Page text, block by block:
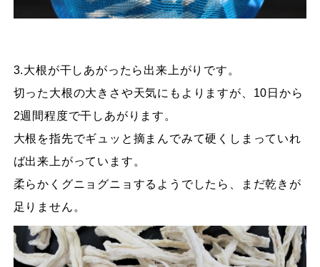
3.大根が干しあがったら出来上がりです。
切った大根の大きさや天気にもよりますが、10日から
2週間程度で干しあがります。
大根を指先でギュッと摘まんでみて硬くしまっていれ
ば出来上がっています。
柔らかくグニョグニョするようでしたら、まだ乾きが
足りません。